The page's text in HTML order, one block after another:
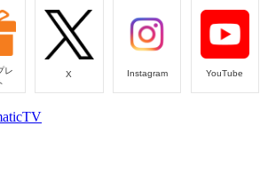
レ
X Instagram YouTube